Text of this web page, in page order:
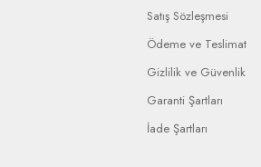
Satış Sözleşmesi
Ödeme ve Teslimat
Gizlilik ve Güvenlik
Garanti Şartları
İade Şartları